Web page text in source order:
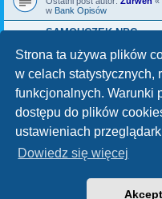
Strona ta używa plików
w celach statystycznych,
funkcjonalnych. Warunki
dostępu do plików
ustawieniach
Dowiedz się więcej
w Bank Opisów
SAMOUCZEK NPC
w Bank Pomysłów
Znaleziono 70
Technologię dostarcza